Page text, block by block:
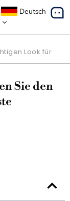
Deutsch
Look für
Sie den